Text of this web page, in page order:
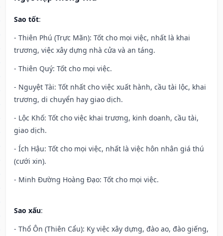
Sao tốt:
- Thiên Phú (Trực Mãn): Tốt cho mọi việc, nhất là khai
trương, việc xây dựng nhà cửa và an táng.
- Thiên Quý: Tốt cho mọi việc.
- Nguyệt Tài: Tốt nhất cho việc xuất hành, cầu tài lộc, khai
trương, di chuyển hay giao dịch.
- Lộc Khố: Tốt cho việc khai trương, kinh doanh, cầu tài,
giao dịch.
- Ích Hậu: Tốt cho mọi việc, nhất là việc hôn nhân giá thú
(cưới xin).
- Minh Đường Hoàng Đạo: Tốt cho mọi việc.
Sao xấu:
- Thổ Ôn (Thiên Cẩu): Kỵ việc xây dựng, đào ao, đào giếng,